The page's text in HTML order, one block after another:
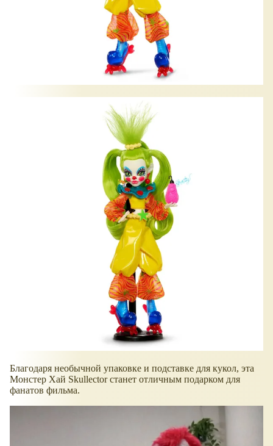
​Благодаря необычной упаковке и подставке для кукол, эта
Монстер Хай Skullector станет отличным подарком для
фанатов фильма.